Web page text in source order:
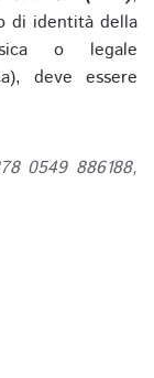
di identità della
o legale
deve essere
0549 886188,